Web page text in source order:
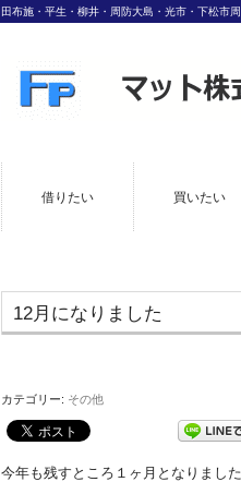
田布施・平生・柳井・周防大島・光市・下松市
借りたい 買いたい
12月になりました
カテゴリー: その他
今年も残すところ１ヶ月となりました